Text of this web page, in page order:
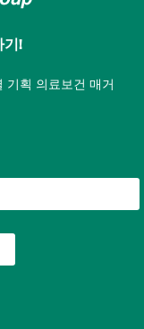
기!
기획 의료보건 매거